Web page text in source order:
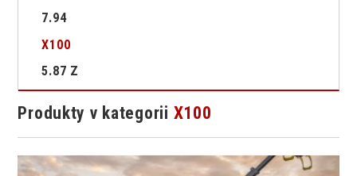
7.94
X100
5.87 Z
Produkty v kategorii X100